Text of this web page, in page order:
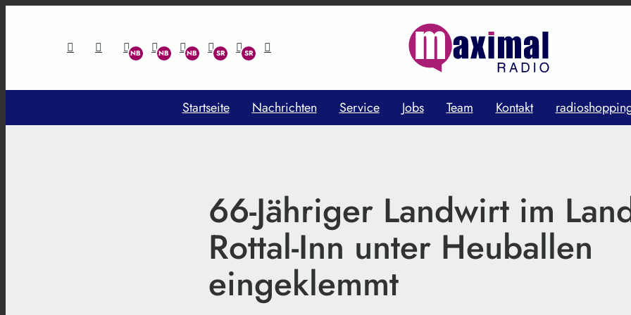
Startseite Nachrichten Service Jobs Team Kontakt
66-Jähriger Landwirt im
Rottal-Inn unter Heuballen
eingeklemmt